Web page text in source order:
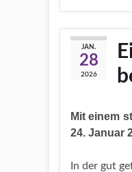
JAN.
28
2026
Mit einem
24. Januar
In der gut